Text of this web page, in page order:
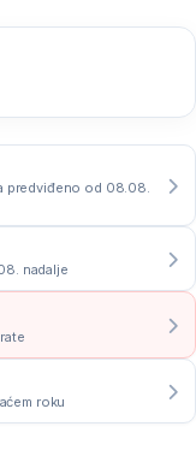
predviđeno od 08.08.
nadalje
roku